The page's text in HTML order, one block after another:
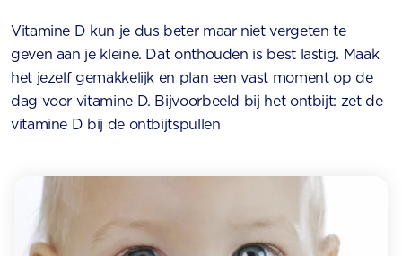
Vitamine D kun je dus beter maar niet vergeten te
geven aan je kleine. Dat onthouden is best lastig. Maak
het jezelf gemakkelijk en plan een vast moment op de
dag voor vitamine D. Bijvoorbeeld bij het ontbijt: zet de
vitamine D bij de ontbijtspullen